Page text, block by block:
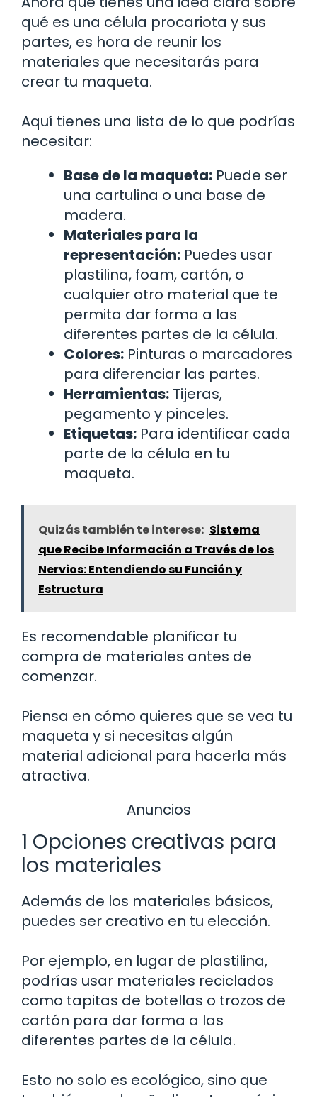
qué es una célula procariota y sus
partes, es hora de reunir los
materiales que necesitarás para
crear tu maqueta.
Aquí tienes una lista de lo que podrías
necesitar:
Base de la maqueta: Puede ser
una cartulina o una base de
madera.
Materiales para la
representación: Puedes usar
plastilina, foam, cartón, o
cualquier otro material que te
permita dar forma a las
diferentes partes de la célula.
Colores: Pinturas o marcadores
para diferenciar las partes.
Herramientas: Tijeras,
pegamento y pinceles.
Etiquetas: Para identificar cada
parte de la célula en tu
maqueta.
Quizás también te interese: Sistema
que Recibe Información a Través de los
Nervios: Entendiendo su Función y
Estructura
Es recomendable planificar tu
compra de materiales antes de
comenzar.
Piensa en cómo quieres que se vea tu
maqueta y si necesitas algún
material adicional para hacerla más
atractiva.
Anuncios
1 Opciones creativas para
los materiales
Además de los materiales básicos,
puedes ser creativo en tu elección.
Por ejemplo, en lugar de plastilina,
podrías usar materiales reciclados
como tapitas de botellas o trozos de
cartón para dar forma a las
diferentes partes de la célula.
Esto no solo es ecológico, sino que